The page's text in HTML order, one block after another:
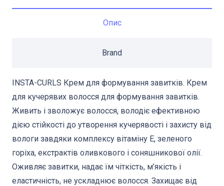
Опис
Brand
INSTA-CURLS Крем для формування завитків. Крем
для кучерявих волосся для формування завитків.
Живить і зволожує волосся, володіє ефективною
дією стійкості до утворення кучерявості і захисту від
вологи завдяки комплексу вітаміну Е, зеленого
горіха, екстрактів оливкового і соняшникової олії.
Оживляє завитки, надає їм чіткість, м’якість і
еластичність, не ускладнює волосся. Захищає від